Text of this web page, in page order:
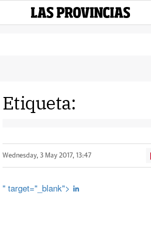
Etiqueta:
Wednesday, 3 May 2017, 13:47
" target="_blank">